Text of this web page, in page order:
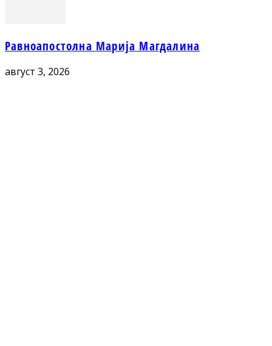
Равноапостолна Марија Магдалина
август 3, 2026